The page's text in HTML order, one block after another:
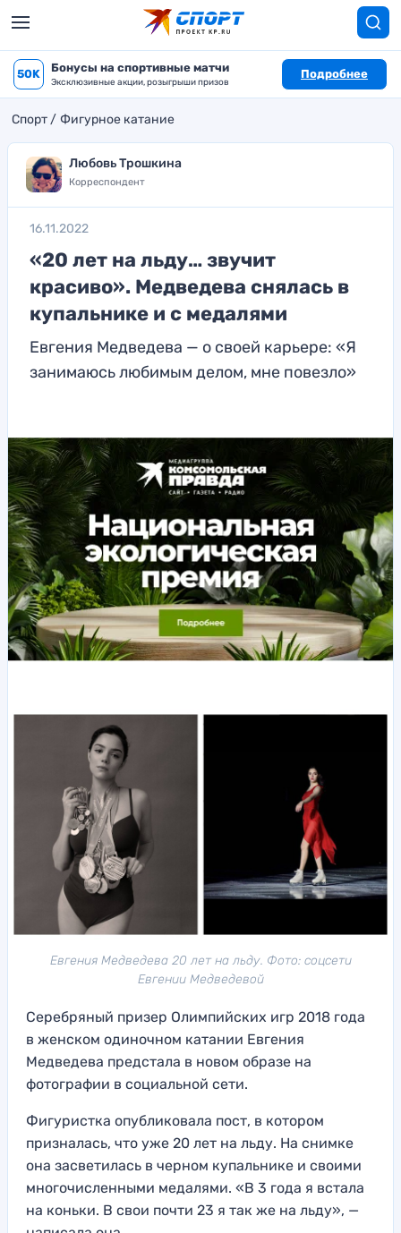
50K Бонусы на спортивные матчи
Эксклюзивные акции, розыгрыши призов
Подробнее
Спорт Фигурное катание
Любовь Трошкина
Корреспондент
16.11.2022
«20 лет на льду… звучит
красиво». Медведева снялась в
купальнике и с медалями
Евгения Медведева — о своей карьере: «Я
занимаюсь любимым делом, мне повезло»
Евгения Медведева 20 лет на льду. Фото: соцсети
Евгении Медведевой
Серебряный призер Олимпийских игр 2018 года
в женском одиночном катании Евгения
Медведева предстала в новом образе на
фотографии в социальной сети.
Фигуристка опубликовала пост, в котором
призналась, что уже 20 лет на льду. На снимке
она засветилась в черном купальнике и своими
многочисленными медалями. «В 3 года я встала
на коньки. В свои почти 23 я так же на льду», —